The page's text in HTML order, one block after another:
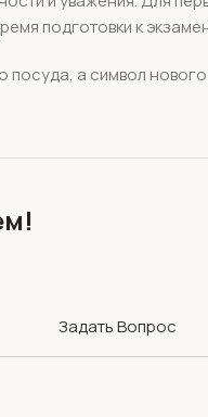
подготовки к
посуда, а символ
Задать Вопрос